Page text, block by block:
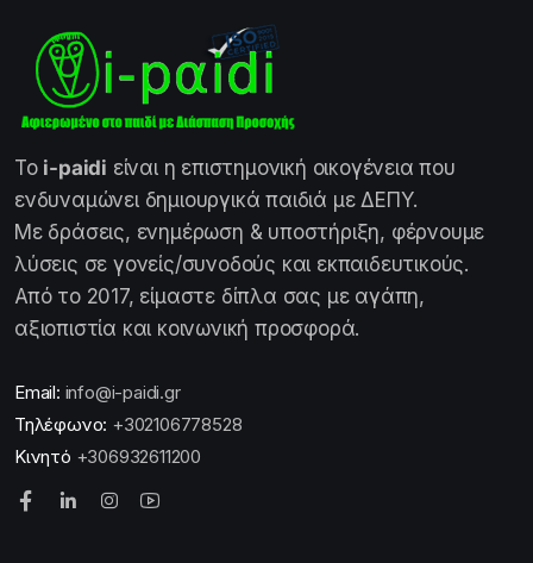
Το i-paidi είναι η επιστημονική οικογένεια που
ενδυναμώνει δημιουργικά παιδιά με ΔΕΠΥ.
Με δράσεις, ενημέρωση & υποστήριξη, φέρνουμε
λύσεις σε γονείς/συνοδούς και εκπαιδευτικούς.
Από το 2017, είμαστε δίπλα σας με αγάπη,
αξιοπιστία και κοινωνική προσφορά.
Email: info@i-paidi.gr
Τηλέφωνο: +302106778528
Κινητό +306932611200